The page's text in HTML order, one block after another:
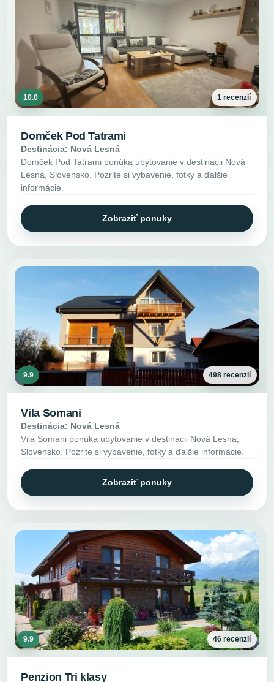
10.0 1 recenzií
Domček Pod Tatrami
Destinácia: Nová Lesná
Domček Pod Tatrami ponúka ubytovanie v destinácii Nová
Lesná, Slovensko. Pozrite si vybavenie, fotky a ďalšie
informácie.
Zobraziť ponuky
9.9 498 recenzií
Vila Somani
Destinácia: Nová Lesná
Vila Somani ponúka ubytovanie v destinácii Nová Lesná,
Slovensko. Pozrite si vybavenie, fotky a ďalšie informácie.
Zobraziť ponuky
9.9 46 recenzií
Penzion Tri klasy